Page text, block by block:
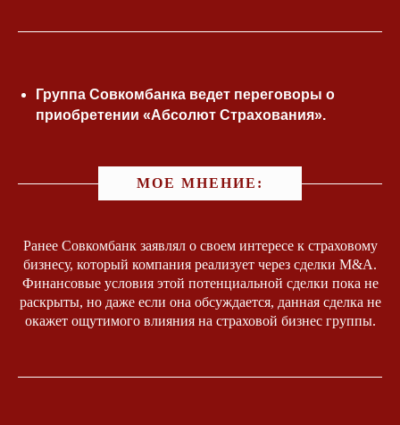
Группа Совкомбанка ведет переговоры о
приобретении «Абсолют Страхования».
МОЕ МНЕНИЕ:
Ранее Совкомбанк заявлял о своем интересе к страховому
бизнесу, который компания реализует через сделки M&A.
Финансовые условия этой потенциальной сделки пока не
раскрыты, но даже если она обсуждается, данная сделка не
окажет ощутимого влияния на страховой бизнес группы.